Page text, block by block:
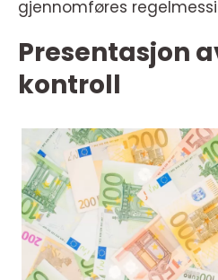
gjennomføres
Presentasjon
kontroll